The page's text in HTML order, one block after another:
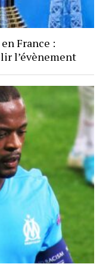
France :
l’évènement